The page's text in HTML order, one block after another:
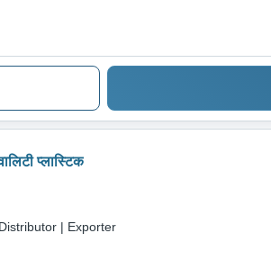
प्लास्टिक
Distributor | Exporter